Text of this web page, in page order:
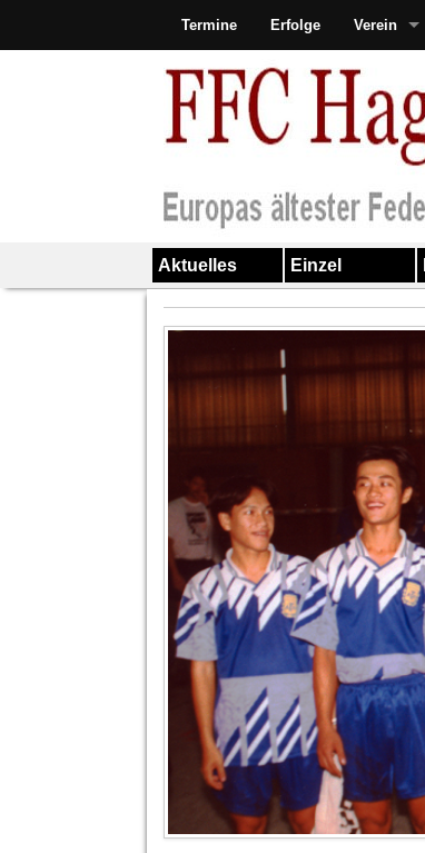
Termine Erfolge Verein
Aktuelles Einzel